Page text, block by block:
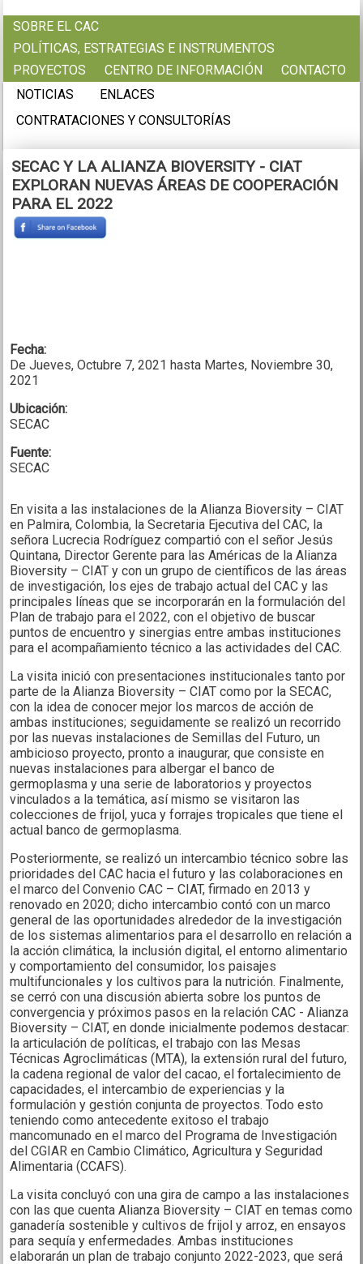
SOBRE EL CAC
POLÍTICAS, ESTRATEGIAS E INSTRUMENTOS
PROYECTOS
CENTRO DE INFORMACIÓN
CONTACTO
NOTICIAS
ENLACES
CONTRATACIONES Y CONSULTORÍAS
SECAC Y LA ALIANZA BIOVERSITY - CIAT
EXPLORAN NUEVAS ÁREAS DE COOPERACIÓN
PARA EL 2022
Fecha:
DeJueves, Octubre 7, 2021 hasta Martes, Noviembre 30,
2021
Ubicación:
SECAC
Fuente:
SECAC
En visita a las instalaciones de la Alianza Bioversity – CIAT
en Palmira, Colombia, la Secretaria Ejecutiva del CAC, la
señora Lucrecia Rodríguez compartió con el señor Jesús
Quintana, Director Gerente para las Américas de la Alianza
Bioversity – CIAT y con un grupo de científicos de las áreas
de investigación, los ejes de trabajo actual del CAC y las
principales líneas que se incorporarán en la formulación del
Plan de trabajo para el 2022, con el objetivo de buscar
puntos de encuentro y sinergias entre ambas instituciones
para el acompañamiento técnico a las actividades del CAC.
La visita inició con presentaciones institucionales tanto por
parte de la Alianza Bioversity – CIAT como por la SECAC,
con la idea de conocer mejor los marcos de acción de
ambas instituciones; seguidamente se realizó un recorrido
por las nuevas instalaciones de Semillas del Futuro, un
ambicioso proyecto, pronto a inaugurar, que consiste en
nuevas instalaciones para albergar el banco de
germoplasma y una serie de laboratorios y proyectos
vinculados a la temática, así mismo se visitaron las
colecciones de frijol, yuca y forrajes tropicales que tiene el
actual banco de germoplasma.
Posteriormente, se realizó un intercambio técnico sobre las
prioridades del CAC hacia el futuro y las colaboraciones en
el marco del Convenio CAC – CIAT, firmado en 2013 y
renovado en 2020; dicho intercambio contó con un marco
general de las oportunidades alrededor de la investigación
de los sistemas alimentarios para el desarrollo en relación a
la acción climática, la inclusión digital, el entorno alimentario
y comportamiento del consumidor, los paisajes
multifuncionales y los cultivos para la nutrición. Finalmente,
se cerró con una discusión abierta sobre los puntos de
convergencia y próximos pasos en la relación CAC - Alianza
Bioversity – CIAT, en donde inicialmente podemos destacar:
la articulación de políticas, el trabajo con las Mesas
Técnicas Agroclimáticas (MTA), la extensión rural del futuro,
la cadena regional de valor del cacao, el fortalecimiento de
capacidades, el intercambio de experiencias y la
formulación y gestión conjunta de proyectos. Todo esto
teniendo como antecedente exitoso el trabajo
mancomunado en el marco del Programa de Investigación
del CGIAR en Cambio Climático, Agricultura y Seguridad
Alimentaria (CCAFS).
La visita concluyó con una gira de campo a las instalaciones
con las que cuenta Alianza Bioversity – CIAT en temas como
ganadería sostenible y cultivos de frijol y arroz, en ensayos
para sequía y enfermedades. Ambas instituciones
elaborarán un plan de trabajo conjunto 2022-2023, que será